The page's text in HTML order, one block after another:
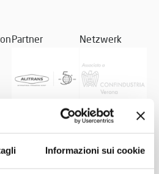
Informazioni sui cookie
Partner Netzwerk